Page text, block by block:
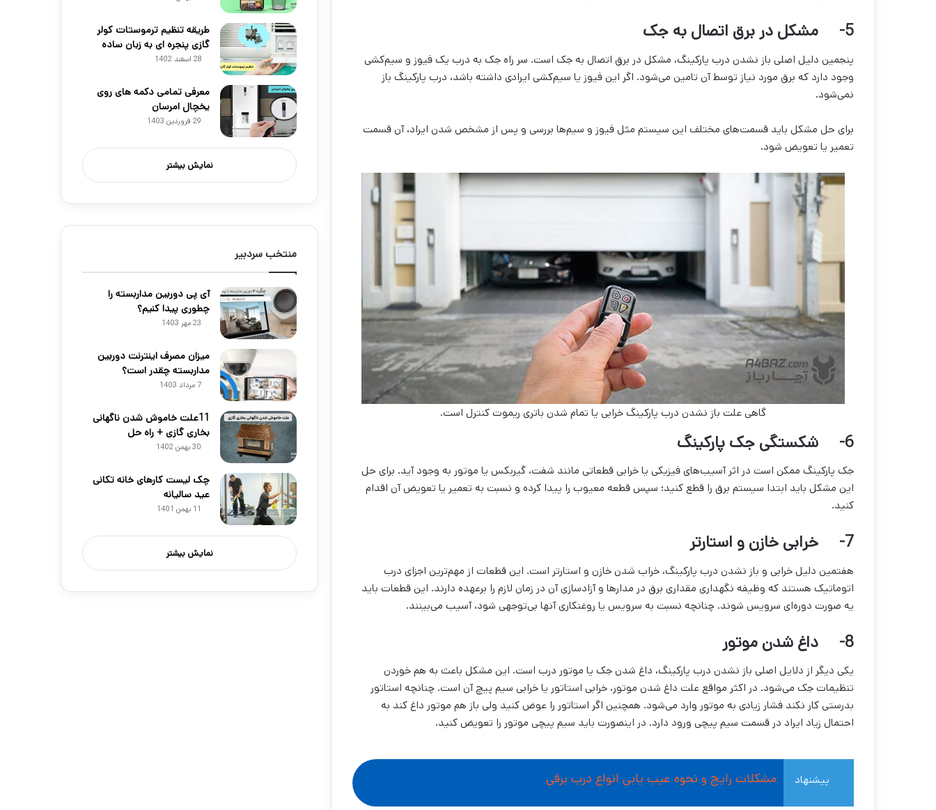
5- مشکل در برق اتصال به جک
پنجمین دلیل اصلی باز نشدن درب پارکینگ، مشکل در برق اتصال به جک است. سر راه جک به درب یک فیوز و سیم‌کشی
وجود دارد که برق مورد نیاز توسط آن تامین می‌شود. اگر این فیوز یا سیم‌کشی ایرادی داشته باشد، درب پارکینگ باز
نمی‌شود.
برای حل مشکل باید قسمت‌های مختلف این سیستم مثل فیوز و سیم‌‌ها بررسی و پس از مشخص شدن ایراد، آن قسمت
تعمیر یا تعویض شود.
گاهی علت باز نشدن درب پارکینگ خرابی یا تمام شدن باتری ریموت کنترل است.
6- شکستگی جک پارکینگ
جک پارکینگ ممکن است در اثر آسیب‌های فیزیکی یا خرابی قطعاتی مانند شفت، گیربکس یا موتور به وجود آید. برای حل
این مشکل باید ابتدا سیستم برق را قطع کنید؛ سپس قطعه معیوب را پیدا کرده و نسبت به تعمیر یا تعویض آن اقدام
کنید.
7- خرابی خازن و استارتر
هفتمین دلیل خرابی و باز نشدن درب پارکینگ، خراب شدن خازن و استارتر است. این قطعات از مهم‌ترین اجزای درب
اتوماتیک هستند که وظیفه نگهداری مقداری برق در مدارها و آزادسازی آن در زمان لازم را برعهده دارند. این قطعات باید
یه صورت دوره‌ای سرویس شوند. چنانچه نسبت به سرویس یا روغنکاری آنها بی‌توجهی شود، آسیب می‌بینند.
8- داغ شدن موتور
یکی دیگر از دلایل اصلی باز نشدن درب پارکینگ، داغ شدن جک یا موتور درب است. این مشکل باعث به هم خوردن
تنظیمات جک می‌شود. در اکثر مواقع علت داغ شدن موتور، خرابی استاتور یا خرابی سیم پیچ آن است. چنانچه استاتور
بدرستی کار نکند فشار زیادی به موتور وارد می‌شود. همچنین اگر استاتور را عوض کنید ولی باز هم موتور داغ کند به
احتمال زیاد ایراد در قسمت سیم پیچی ورود دارد. در اینصورت باید سیم پیچی‌ موتور را تعویض کنید.
پیشنهاد مشکلات رایج و نحوه عیب یابی انواع درب برقی
طریقه تنظیم ترموستات کولر
گازی پنجره ای به زبان ساده
28 اسفند 1402
معرفی تمامی دکمه های روی
یخچال امرسان
29 فروردین 1403
نمایش بیشتر
منتخب سردبیر
آی پی دوربین مداربسته را
چطوری پیدا کنیم؟
23 مهر 1403
میزان مصرف اینترنت دوربین
مداربسته چقدر است؟
7 مرداد 1403
11علت خاموش شدن ناگهانی
بخاری گازی + راه حل
30 بهمن 1402
چک لیست کارهای خانه تکانی
عید سالیانه
11 بهمن 1401
نمایش بیشتر